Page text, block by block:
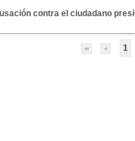
contra el ciudadano
1